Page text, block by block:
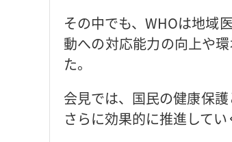
その中でも、WHOは地域
動への対応能力の向上や
た。
会見では、国民の健康保
さらに効果的に推進してい